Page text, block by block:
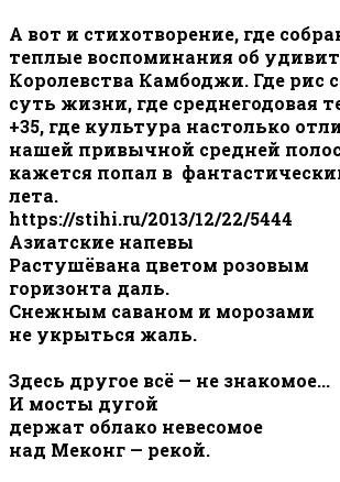
А вот и стихотворение, где
теплые воспоминания об
Королевства Камбоджи. Где рис
суть жизни, где среднегодовая
+35, где культура настолько
нашей привычной средней
кажется попал в
лета.
https://stihi.ru/2013/12/22/5444
Азиатские напевы
Растушёвана цветом розовым
горизонта даль.
Снежным саваном и морозами
не укрыться жаль.
Здесь другое всё — не знакомое...
И мосты дугой
держат облако невесомое
над Меконг — рекой.